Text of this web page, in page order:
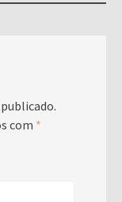
com *